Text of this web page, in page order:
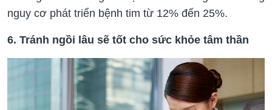
nguy cơ phát triển bệnh tim từ 12% đến 25%.
6. Tránh ngồi lâu sẽ tốt cho sức khỏe tâm thần